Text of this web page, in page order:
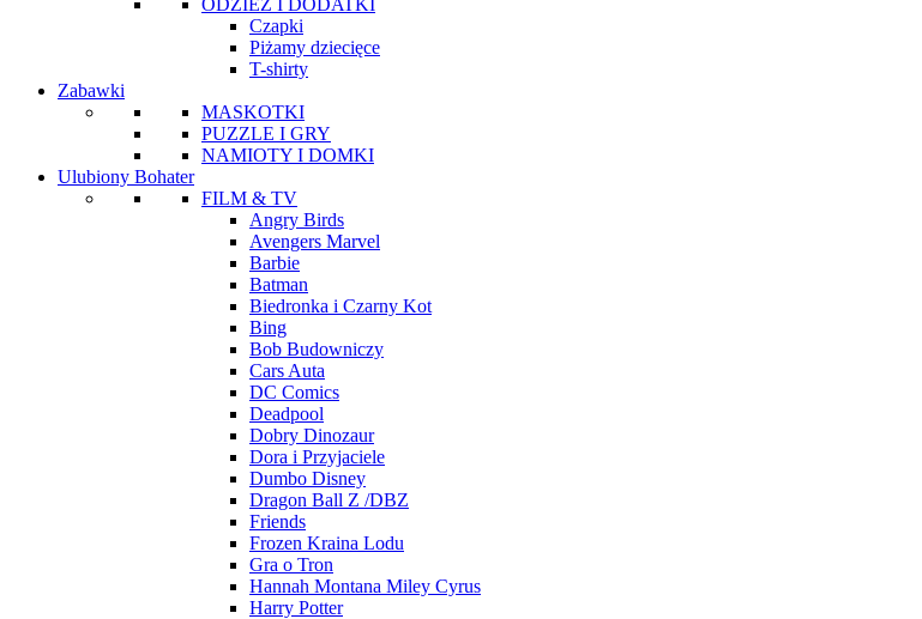
ODZIEŻ I DODATKI
Czapki
Piżamy dziecięce
T-shirty
Zabawki
MASKOTKI
PUZZLE I GRY
NAMIOTY I DOMKI
Ulubiony Bohater
FILM & TV
Angry Birds
Avengers Marvel
Barbie
Batman
Biedronka i Czarny Kot
Bing
Bob Budowniczy
Cars Auta
DC Comics
Deadpool
Dobry Dinozaur
Dora i Przyjaciele
Dumbo Disney
Dragon Ball Z /DBZ
Friends
Frozen Kraina Lodu
Gra o Tron
Hannah Montana Miley Cyrus
Harry Potter